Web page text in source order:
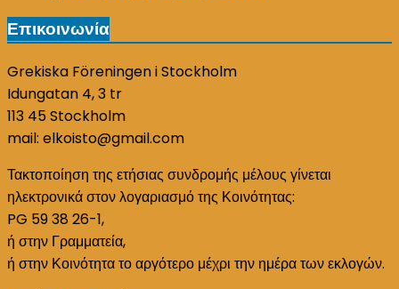
Επικοινωνία
Grekiska Föreningen i Stockholm
Idungatan 4, 3 tr
113 45 Stockholm
mail: elkoisto@gmail.com
Τακτοποίηση της ετήσιας συνδρομής μέλους γίνεται
ηλεκτρονικά στον λογαριασμό της Κοινότητας:
PG 59 38 26-1,
ή στην Γραμματεία,
ή στην Κοινότητα το αργότερο μέχρι την ημέρα των εκλογών.